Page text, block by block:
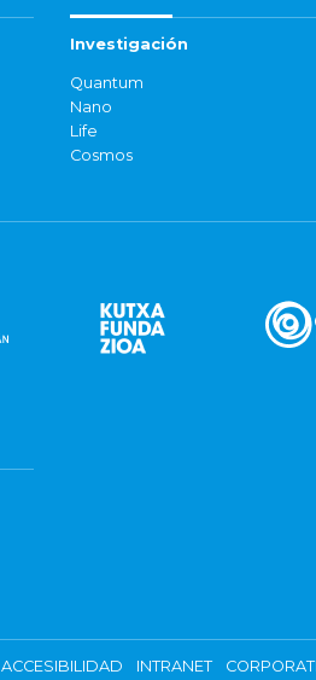
Investigación
Quantum
Nano
Life
Cosmos
ACCESIBILIDAD INTRANET